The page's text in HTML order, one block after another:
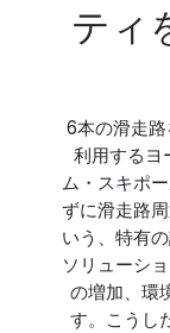
ティ
6本の滑走
利用するヨ
ム・スキポ
ずに滑走路
いう、特有
ソリューシ
の増加、環
す。こうし